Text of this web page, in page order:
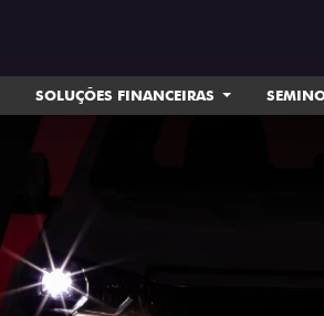
SOLUÇÕES FINANCEIRAS